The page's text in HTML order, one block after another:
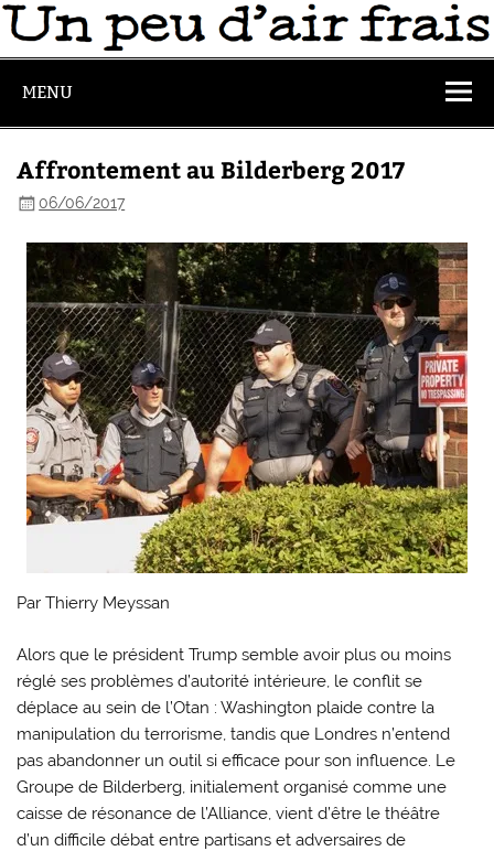
MENU
Affrontement au Bilderberg 2017
06/06/2017
Par Thierry Meyssan
Alors que le président Trump semble avoir plus ou moins
réglé ses problèmes d’autorité intérieure, le conflit se
déplace au sein de l’Otan : Washington plaide contre la
manipulation du terrorisme, tandis que Londres n’entend
pas abandonner un outil si efficace pour son influence. Le
Groupe de Bilderberg, initialement organisé comme une
caisse de résonance de l’Alliance, vient d’être le théâtre
d’un difficile débat entre partisans et adversaires de